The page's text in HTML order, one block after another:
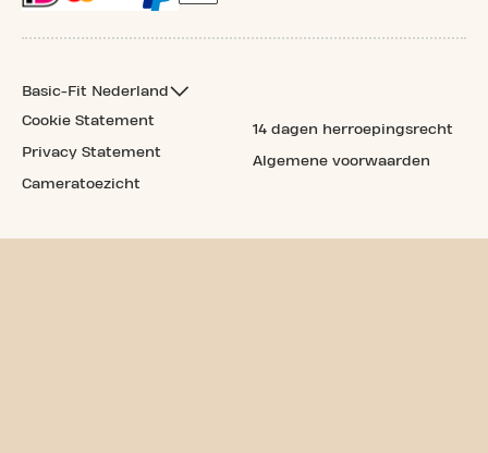
Basic-Fit Nederland
Cookie Statement
Privacy Statement
Cameratoezicht
14 dagen herroepingsrecht
Algemene voorwaarden